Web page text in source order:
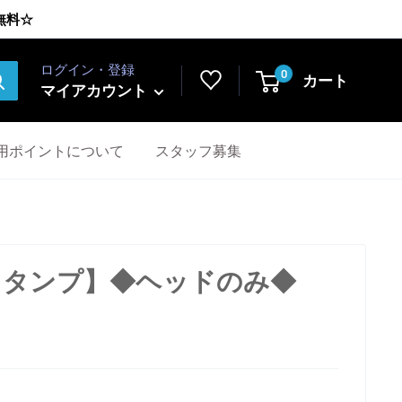
料☆
ログイン・登録
マイアカウント
0 カート
ポイントについて スタッフ募集
タンプ】◆ヘッドのみ◆